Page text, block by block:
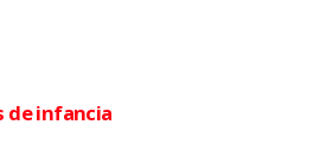
de infancia